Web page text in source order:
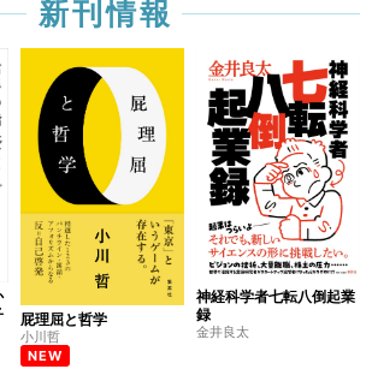
公開終了
）
公開終了
（四）
公開終了
西（三）
公開終了
新刊情報
屁理屈と哲学
小川哲
NEW
神経科学者七転八倒起業
録
金井良太